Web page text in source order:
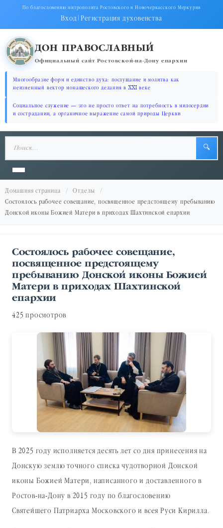
По благословению митрополита Ростовского и Новочеркасского Меркурия
Вход|Регистрация духовенства
ДОН ПРАВОСЛАВНЫЙ
Официальный сайт Ростовской-на-Дону епархии
Многообразие форм и единство духа: послушание и молитва как
неизменный вектор монашеского делания в XXI веке
Социальное служение — это не просто ответ на потребность в милосердии
и сострадании, а органичное выражение самой природы Церкви
🔍
Домашняя страница
Отделы
Состоялось рабочее совещание, посвященное предстоящему пребыванию
Донской иконы Божией Матери в приходах Шахтинской епархии
Состоялось рабочее совещание,
посвященное предстоящему
пребыванию Донской иконы Божией
Матери в приходах Шахтинской
епархии
425 просмотров
В 2025 году исполняется десять лет со дня принесения на
Донскую землю точного списка чудотворной Донской
иконы Божией Матери, написанного и доставленного в
Ростов-на-Дону в 2015 году по благословению
Святейшего Патриарха Московского и всея Руси Кирилла.